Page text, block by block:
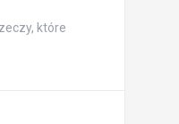
które